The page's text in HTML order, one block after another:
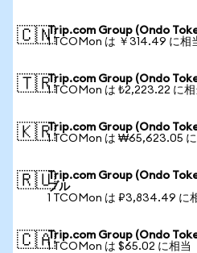
🇨🇳Trip.com Group (Ondo
1 TCOMon は ￥314.49 に相
🇹🇷Trip.com Group (Ondo
1 TCOMon は ₺2,223.22 に相
🇰🇷Trip.com Group (Ondo
1 TCOMon は ₩65,623.05 に
🇷🇺Trip.com Group (Ondo
ブル
1 TCOMon は ₽3,834.49 に
🇨🇦Trip.com Group (Ondo
1 TCOMon は $65.02 に相当